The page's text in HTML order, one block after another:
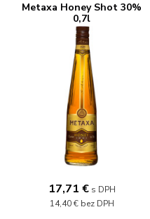
Metaxa Honey Shot 30%
0,7l
17,71 € s DPH
14,40 € bez DPH